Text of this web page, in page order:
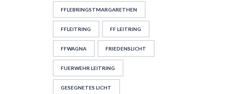
FFLEBRINGSTMARGARETHEN
FFLEITRING FF LEITRING
FFWAGNA FRIEDENSLICHT
FUERWEHR LEITRING
GESEGNETES LICHT